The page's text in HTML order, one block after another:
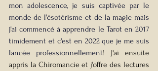
mon adolescence, je suis captivée par le
monde de l'ésotérisme et de la magie mais
j'ai commencé à apprendre le Tarot en 2017
timidement et c'est en 2022 que je me suis
lancée professionnellement! J'ai ensuite
appris la Chiromancie et j'offre des lectures